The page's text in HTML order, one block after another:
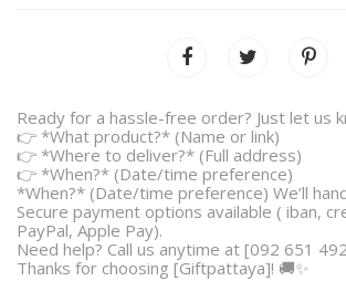
Ready for a hassle-free order? Just let us
👉 *What product?* (Name or link)
👉 *Where to deliver?* (Full address)
👉 *When?* (Date/time preference)
*When?* (Date/time preference) We’ll
Secure payment options available ( iban,
PayPal, Apple Pay).
Need help? Call us anytime at [092 651
Thanks for choosing [Giftpattaya]! 🚚✨